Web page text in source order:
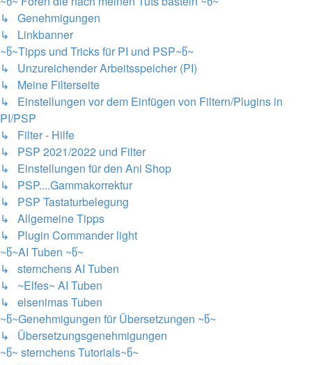
↳ Genehmigungen
↳ Linkbanner
~წ~Tipps und Tricks für PI und PSP~წ~
↳ Unzureichender Arbeitsspeicher (PI)
↳ Meine Filterseite
↳ Einstellungen vor dem Einfügen von Filtern/Plugins in
PI/PSP
↳ Filter - Hilfe
↳ PSP 2021/2022 und Filter
↳ Einstellungen für den Ani Shop
↳ PSP....Gammakorrektur
↳ PSP Tastaturbelegung
↳ Allgemeine Tipps
↳ Plugin Commander light
~წ~AI Tuben ~წ~
↳ sternchens AI Tuben
↳ ~Elfes~ AI Tuben
↳ elsenimas Tuben
~წ~Genehmigungen für Übersetzungen ~წ~
↳ Übersetzungsgenehmigungen
~წ~ sternchens Tutorials~წ~